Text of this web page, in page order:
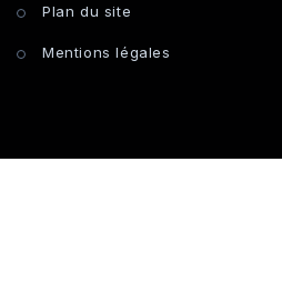
Plan du site
Mentions légales